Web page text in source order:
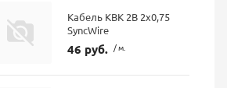
Кабель КВК 2В 2х0,75
SyncWire
46 руб. / м.